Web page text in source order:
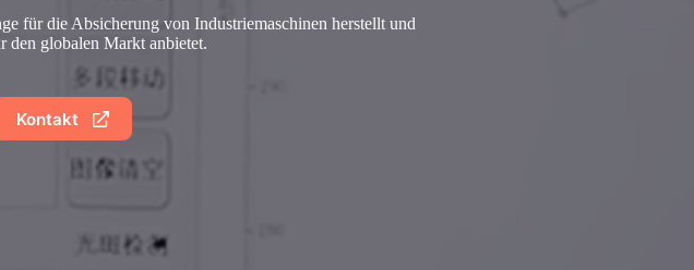
für die Absicherung von Industriemaschinen herstellt und
den globalen Markt anbietet.
Kontakt